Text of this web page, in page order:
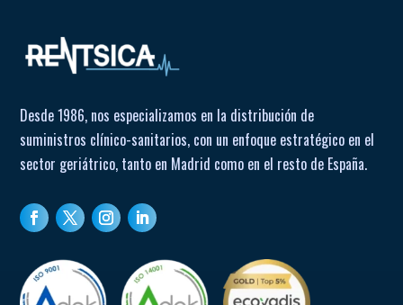
Desde 1986, nos especializamos en la distribución de
suministros clínico-sanitarios, con un enfoque estratégico en el
sector geriátrico, tanto en Madrid como en el resto de España.